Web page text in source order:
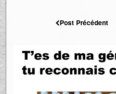
Post Précédent